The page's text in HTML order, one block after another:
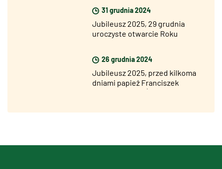
31 grudnia 2024
Jubileusz 2025, 29 grudnia
uroczyste otwarcie Roku
26 grudnia 2024
Jubileusz 2025, przed kilkoma
dniami papież Franciszek
otworzył Drzwi Święte w